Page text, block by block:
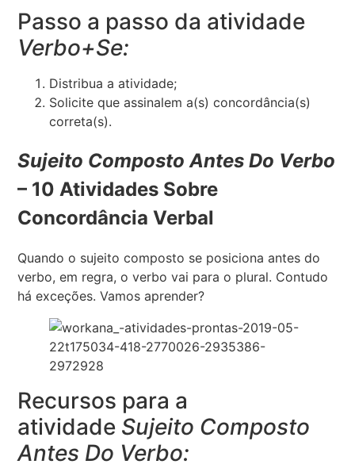
Passo a passo da atividade
Verbo+Se:
Distribua a atividade;
Solicite que assinalem a(s) concordância(s)
correta(s).
Sujeito Composto Antes Do Verbo
– 10 Atividades Sobre
Concordância Verbal
Quando o sujeito composto se posiciona antes do
verbo, em regra, o verbo vai para o plural. Contudo
há exceções. Vamos aprender?
Recursos para a
atividade Sujeito Composto
Antes Do Verbo: